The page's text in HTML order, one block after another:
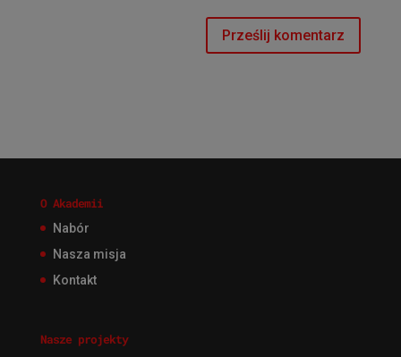
O Akademii
Nabór
Nasza misja
Kontakt
Nasze projekty